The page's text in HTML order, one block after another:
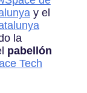
y el
la
pabellón
Tech